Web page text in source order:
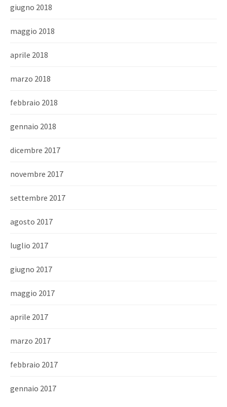
giugno 2018
maggio 2018
aprile 2018
marzo 2018
febbraio 2018
gennaio 2018
dicembre 2017
novembre 2017
settembre 2017
agosto 2017
luglio 2017
giugno 2017
maggio 2017
aprile 2017
marzo 2017
febbraio 2017
gennaio 2017